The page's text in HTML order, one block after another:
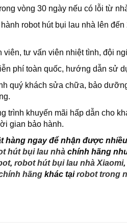
vòng 30 ngày nếu có lỗi từ
robot hút bụi lau nhà lên
viên, tư vấn viên nhiệt tình, đội
phí toàn quốc, hướng dẫn sử
quý khách sửa chữa, bảo
trình khuyến mãi hấp dẫn cho
gian bảo hành.
hàng ngay để nhận được
hút bụi lau nhà chính hãng
, robot hút bụi lau nhà Xiaomi,
hãng khác tạirobot trong